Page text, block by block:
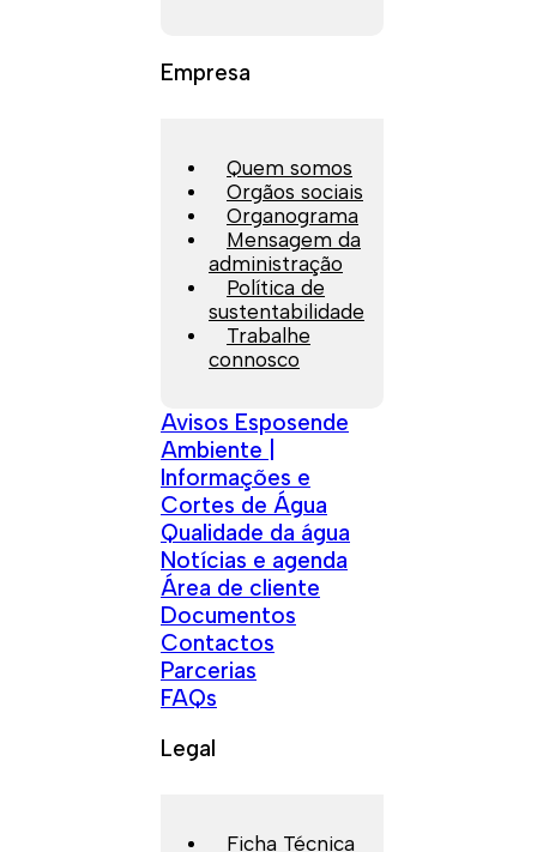
Empresa
Quem somos
Orgãos sociais
Organograma
Mensagem da
administração
Política de
sustentabilidade
Trabalhe
connosco
Avisos Esposende
Ambiente |
Informações e
Cortes de Água
Qualidade da água
Notícias e agenda
Área de cliente
Documentos
Contactos
Parcerias
FAQs
Legal
Ficha Técnica